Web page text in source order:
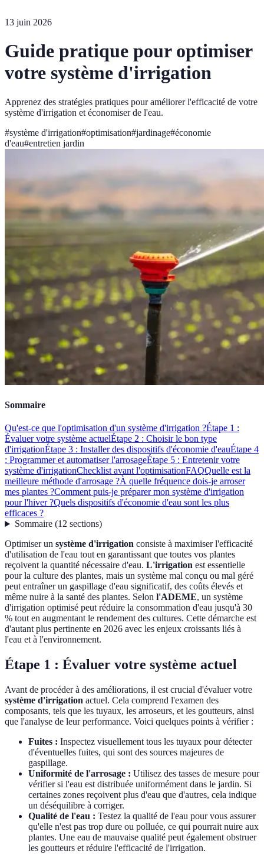
13 juin 2026
Guide pratique pour optimiser
votre système d'irrigation
Apprenez des stratégies pratiques pour améliorer l'efficacité de votre
système d'irrigation et économiser de l'eau.
#système d'irrigation#optimisation#jardinage#économie
d'eau#entretien jardin
Sommaire
Qu'est-ce que l'optimisation d'un système d'irrigation ?Étape 1 :
Évaluer votre système actuelÉtape 2 : Choisir le bon type
d'irrigationÉtape 3 : Installer des dispositifs d'économie d'eauÉtape 4
: Programmer et automatiser l'arrosageÉtape 5 : Entretenir votre
système d'irrigationChecklist avant l'optimisationFAQQuelle est la
meilleure méthode d'arrosage ?À quelle fréquence dois-je arroser
mes plantes ?Comment puis-je préparer mon système d'irrigation
pour l'hiver ?Quels dispositifs d'économie d'eau sont les plus
efficaces ?
Sommaire(12 sections)
Optimiser un système d'irrigation consiste à maximiser l'efficacité
d'utilisation de l'eau tout en garantissant que toutes vos plantes
reçoivent la quantité nécessaire d'eau. L'irrigation est essentielle
pour la culture des plantes, mais un système mal conçu ou mal géré
peut entraîner un gaspillage d'eau significatif, des coûts élevés et
même nuire à la santé des plantes. Selon l'ADEME, un système
d'irrigation optimisé peut réduire la consommation d'eau jusqu'à 30
% tout en augmentant le rendement des cultures. Cette démarche est
d'autant plus pertinente en 2026 avec les enjeux croissants liés à
l'eau et à l'environnement.
Étape 1 : Évaluer votre système actuel
Avant de procéder à des améliorations, il est crucial d'évaluer votre
système d'irrigation actuel. Cela comprend l'examen des
composants, tels que les tuyaux, les arroseurs, et les goutteurs, ainsi
que l'analyse de leur performance. Voici quelques points à vérifier :
Fuites : Inspectez visuellement tous les tuyaux pour détecter
d'éventuelles fuites, qui sont des sources majeures de
gaspillage.
Uniformité de l'arrosage : Utilisez des tasses de mesure pour
vérifier si l'eau est distribuée uniformément dans le jardin. Si
certaines zones reçoivent plus d'eau que d'autres, cela indique
un déséquilibre à corriger.
Qualité de l'eau : Testez la qualité de l'eau pour vous assurer
qu'elle n'est pas trop dure ou polluée, ce qui pourrait nuire aux
plantes. Une eau de mauvaise qualité peut également obstruer
les goutteurs et réduire l'efficacité de l'irrigation.